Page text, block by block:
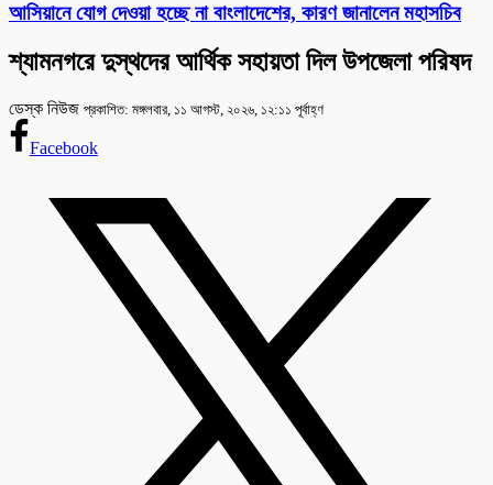
আসিয়ানে যোগ দেওয়া হচ্ছে না বাংলাদেশের, কারণ জানালেন মহাসচিব
শ্যামনগরে দুস্থদের আর্থিক সহায়তা দিল উপজেলা পরিষদ
ডেস্ক নিউজ প্রকাশিত: মঙ্গলবার, ১১ আগস্ট, ২০২৬, ১২:১১ পূর্বাহ্ণ
Facebook